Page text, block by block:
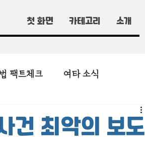
첫 화면 카테고리 소개
팩트체크 여타 소식
건 최악의 보도